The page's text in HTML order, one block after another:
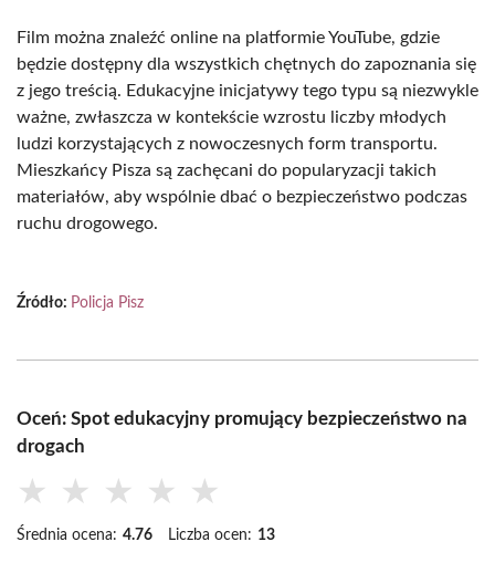
Film można znaleźć online na platformie YouTube, gdzie
będzie dostępny dla wszystkich chętnych do zapoznania się
z jego treścią. Edukacyjne inicjatywy tego typu są niezwykle
ważne, zwłaszcza w kontekście wzrostu liczby młodych
ludzi korzystających z nowoczesnych form transportu.
Mieszkańcy Pisza są zachęcani do popularyzacji takich
materiałów, aby wspólnie dbać o bezpieczeństwo podczas
ruchu drogowego.
Źródło: Policja Pisz
Oceń: Spot edukacyjny promujący bezpieczeństwo na
drogach
★ ★ ★ ★ ★
Średnia ocena: 4.76 Liczba ocen: 13